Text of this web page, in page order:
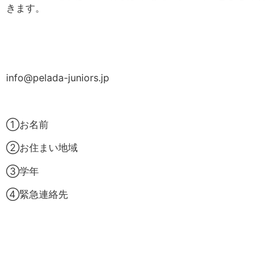
きます。
info@pelada-juniors.jp
①お名前
②お住まい地域
③学年
④緊急連絡先